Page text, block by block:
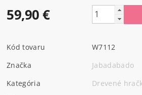
59,90 €
Kód tovaru
W7112
Značka
Jabadabado
Kategória
Drevené